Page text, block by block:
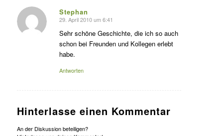
Stephan
s
agte:
29. April 2010 um 6:41
Sehr schöne Geschichte, die ich so auch
schon bei Freunden und Kollegen erlebt
habe.
Antworten
Hinterlasse einen Kommentar
An der Diskussion beteiligen?